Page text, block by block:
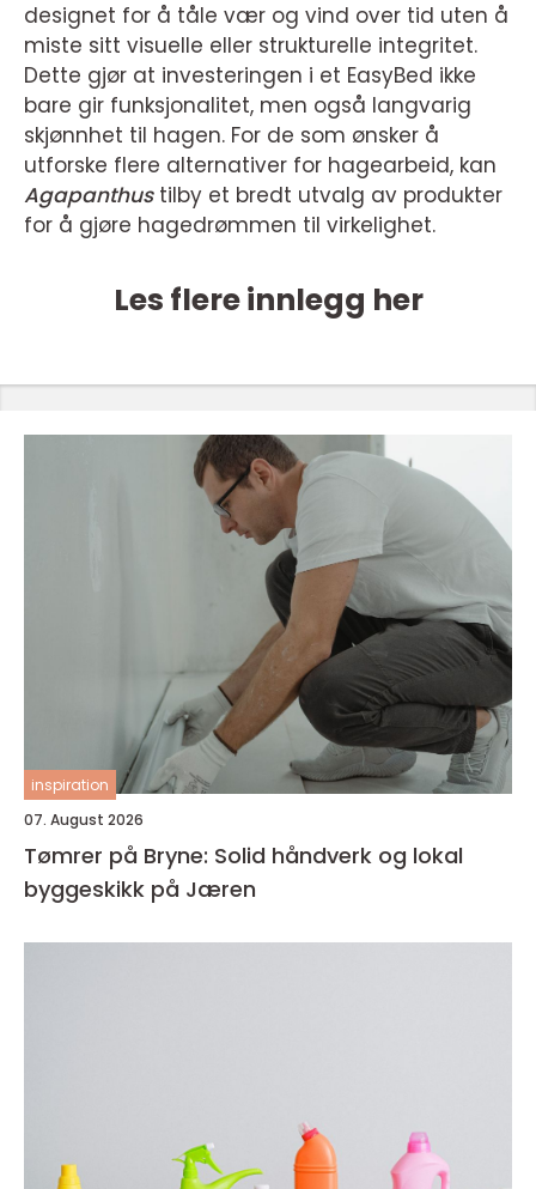
designet for å tåle vær og vind over tid uten å
miste sitt visuelle eller strukturelle integritet.
Dette gjør at investeringen i et EasyBed ikke
bare gir funksjonalitet, men også langvarig
skjønnhet til hagen. For de som ønsker å
utforske flere alternativer for hagearbeid, kan
Agapanthus tilby et bredt utvalg av produkter
for å gjøre hagedrømmen til virkelighet.
Les flere innlegg her
inspiration
07. August 2026
Tømrer på Bryne: Solid håndverk og lokal
byggeskikk på Jæren